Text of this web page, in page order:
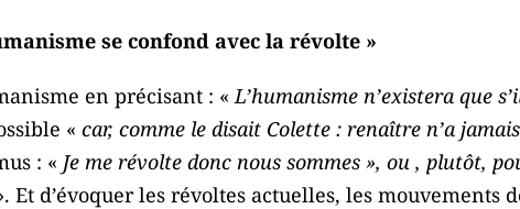
se confond avec la révolte »
en précisant : « L’humanisme n’existera que
« car, comme le disait Colette : renaître n’a
: « Je me révolte donc nous sommes », ou , plutôt,
Et d’évoquer les révoltes actuelles, les mouvements